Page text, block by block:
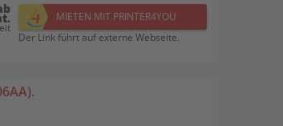
MIETEN MIT PRINTER4YOU
Der Link führt auf externe Webseite.